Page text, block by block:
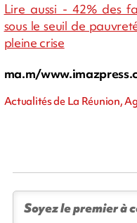
Lire aussi - 42% des
sous le seuil de
pleine crise
ma.m/
Actualités de La Réunion,